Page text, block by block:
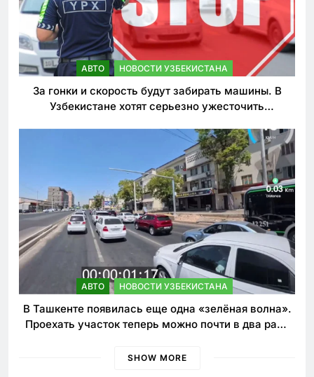
АВТО НОВОСТИ УЗБЕКИСТАНА
За гонки и скорость будут забирать машины. В
Узбекистане хотят серьезно ужесточить
АВТО НОВОСТИ УЗБЕКИСТАНА
В Ташкенте появилась еще одна «зелёная волна».
Проехать участок теперь можно почти в два раза
SHOW MORE